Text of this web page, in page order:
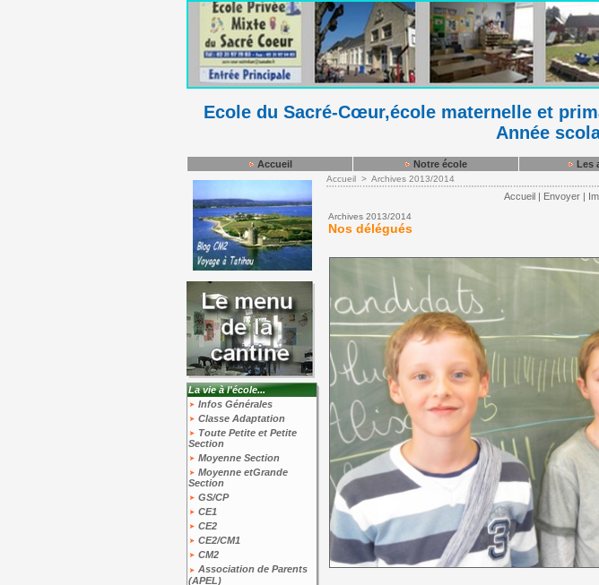
Ecole du Sacré-Cœur,école maternelle et
Année
Accueil Notre école Les
La vie à l'école...
Infos Générales
Classe Adaptation
Toute Petite et Petite
Section
Moyenne Section
Moyenne etGrande
Section
GS/CP
CE1
CE2
CE2/CM1
CM2
Association de Parents
(APEL)
Accueil > Archives 2013/2014
Accueil | Envoyer |
Archives 2013/2014
Nos délégués